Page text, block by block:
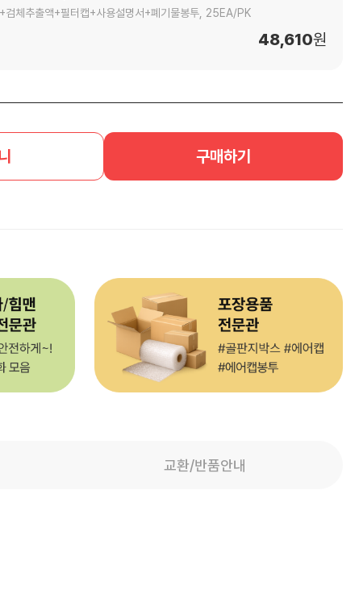
검체추출액+필터캡+사용설명서+폐기물봉투, 25EA/PK
48,610원
구매하기
교환/반품안내